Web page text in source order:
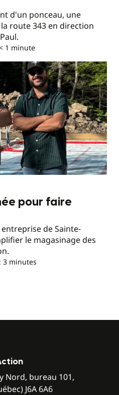
d'un ponceau, une
route 343 en direction
1 minute
pour faire
de Sainte-
le magasinage des
3 minutes
Nord, bureau 101,
J6A 6A6